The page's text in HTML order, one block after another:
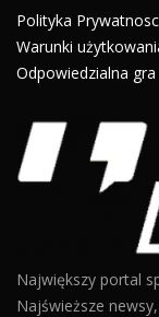
Polityka
Warunki
Odpowiedzialna gra
Największy portal
Najświeższe